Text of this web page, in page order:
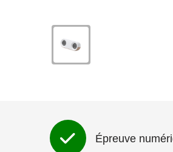
Épreuve